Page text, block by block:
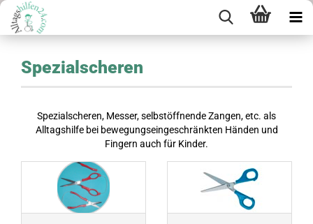
Spezialscheren
Spezialscheren, Messer, selbstöffnende Zangen, etc. als
Alltagshilfe bei bewegungseingeschränkten Händen und
Fingern auch für Kinder.